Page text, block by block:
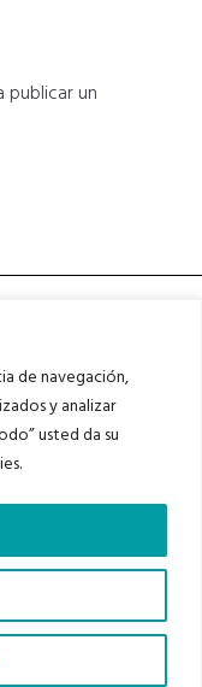
de navegación,
y analizar
usted da su
publicar un
reservados |Aviso Legal